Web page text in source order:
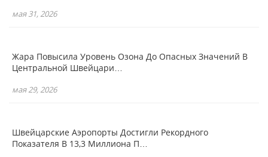
мая 31, 2026
Жара Повысила Уровень Озона До Опасных Значений В
Центральной Швейцари…
мая 29, 2026
Швейцарские Аэропорты Достигли Рекордного
Показателя В 13,3 Миллиона П…